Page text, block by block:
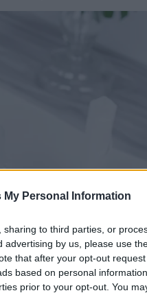
My Personal Information
to third parties, or
advertising by us, please use
that after your opt-out
based on personal
prior to your opt-out. You